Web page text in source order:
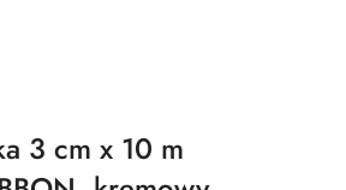
3 cm x 10 m